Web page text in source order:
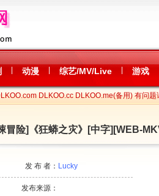
动漫 综艺/MV/Live 游戏
DLKOO.cc DLKOO.me(备用) 有问题
冒险]《狂蟒之灾》[中字][WEB-
发 布 者： Lucky
发布来源：